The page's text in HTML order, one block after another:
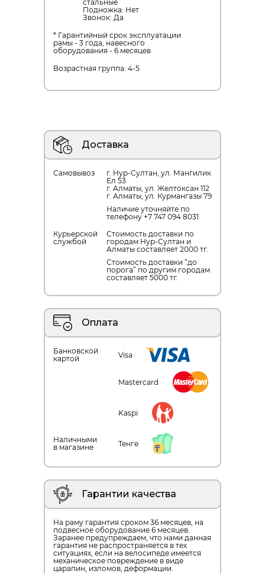
* Гарантийный срок эксплуатации
рамы - 3 года, навесного
оборудования - 6 месяцев
Возрастная группа: 4-5
стальные
Подножка: Нет
Звонок: Да
Доставка
Гарантии качества
Оплата
Самовывоз
Банковской
картой
Наличными
в магазине
г. Нур-Султан, ул. Мангилик
Ел 53
г. Алматы, ул. Желтоксан 112
г. Алматы, ул. Курмангазы 79
Visa
На раму гарантия сроком 36 месяцев, на
подвесное оборудование 6 месяцев.
Заранее предупреждаем, что нами данная
гарантия не распространяется в тех
ситуациях, если на велосипеде имеется
механическое повреждение в виде
царапин, изломов, деформации.
Наличие уточняйте по
телефону +7 747 094 8031
Mastercard
Стоимость доставки по
городам Нур-Султан и
Алматы составляет 2000 тг.
Kaspi
Тенге
Стоимость доставки “до
порога” по другим городам
составляет 5000 тг.
Курьерской
службой